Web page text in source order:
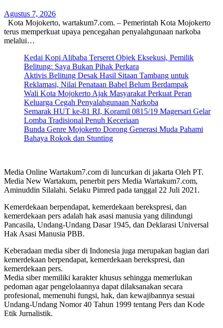
Agustus 7, 2026
Kota Mojokerto, wartakum7.com. – Pemerintah Kota Mojokerto
terus memperkuat upaya pencegahan penyalahgunaan narkoba
melalui…
Kedai Kopi Alibaba Terseret Objek Eksekusi, Pemilik
Belitung: Saya Bukan Pihak Perkara
Aktivis Belitung Desak Hasil Sitaan Tambang untuk
Reklamasi, Nilai Penataan Babel Belum Berdampak
Wali Kota Mojokerto Ajak Masyarakat Perkuat Peran
Keluarga Cegah Penyalahgunaan Narkoba
Semarak HUT ke-81 RI, Koramil 0815/19 Magersari Gelar
Lomba Tradisional Penuh Keceriaan
Bunda Genre Mojokerto Dorong Generasi Muda Pahami
Bahaya Rokok dan Stunting
Media Online Wartakum7.com di luncurkan di jakarta Oleh PT.
Media New Wartakum, penerbit pers Media Wartakum7.com,
Aminuddin Silalahi. Selaku Pimred pada tanggal 22 Juli 2021.
Kemerdekaan berpendapat, kemerdekaan berekspresi, dan
kemerdekaan pers adalah hak asasi manusia yang dilindungi
Pancasila, Undang-Undang Dasar 1945, dan Deklarasi Universal
Hak Asasi Manusia PBB.
Keberadaan media siber di Indonesia juga merupakan bagian dari
kemerdekaan berpendapat, kemerdekaan berekspresi, dan
kemerdekaan pers.
Media siber memiliki karakter khusus sehingga memerlukan
pedoman agar pengelolaannya dapat dilaksanakan secara
profesional, memenuhi fungsi, hak, dan kewajibannya sesuai
Undang-Undang Nomor 40 Tahun 1999 tentang Pers dan Kode
Etik Jurnalistik.